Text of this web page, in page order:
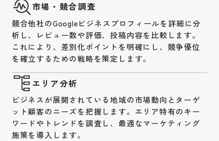
市場・競合調査
競合他社のGoogleビジネスプロフィールを詳細に分
析し、レビュー数や評価、投稿内容を比較します。
これにより、差別化ポイントを明確にし、競争優位
を確立するための戦略を策定します。
エリア分析
ビジネスが展開されている地域の市場動向とターゲ
ット顧客のニーズを把握します。エリア特有のキー
ワードやトレンドを調査し、最適なマーケティング
施策を導入します。